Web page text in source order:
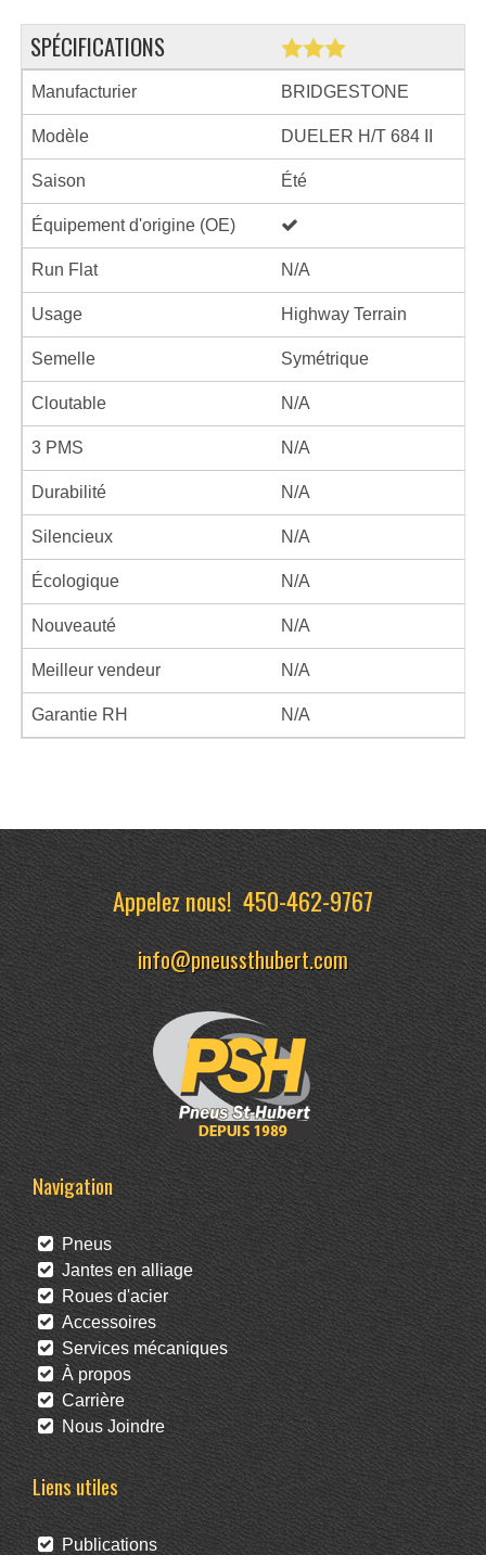
SPÉCIFICATIONS
Manufacturier BRIDGESTONE
Modèle DUELER H/T 684 II
Saison Été
Équipement d'origine (OE)
Run Flat N/A
Usage Highway Terrain
Semelle Symétrique
Cloutable N/A
3 PMS N/A
Durabilité N/A
Silencieux N/A
Écologique N/A
Nouveauté N/A
Meilleur vendeur N/A
Garantie RH N/A
Appelez nous!450-462-9767
info@pneussthubert.com
Navigation
Pneus
Jantes en alliage
Roues d'acier
Accessoires
Services mécaniques
À propos
Carrière
Nous Joindre
Liens utiles
Publications